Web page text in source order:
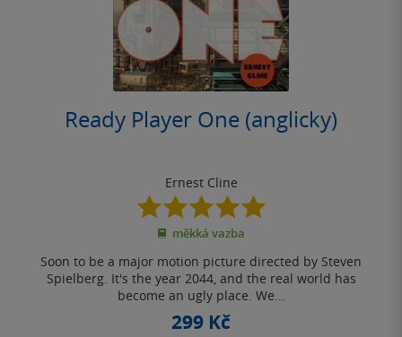
Ready Player One (anglicky)
Ernest Cline
5.0
z
5
měkká vazba
Soon to be a major motion picture directed by Steven
Spielberg. It's the year 2044, and the real world has
become an ugly place. We...
299 Kč